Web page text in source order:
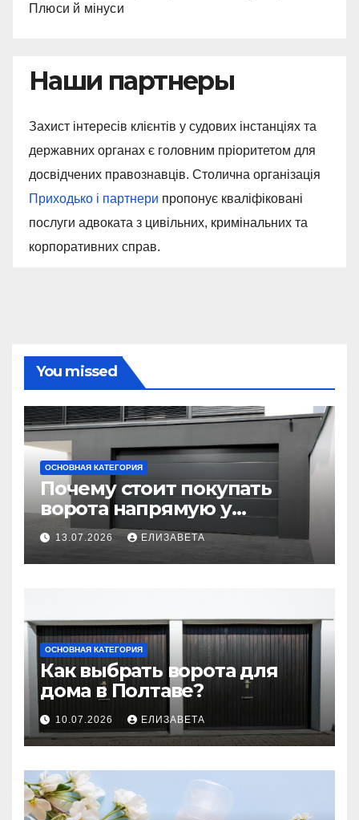
Плюси й мінуси
Наши партнеры
Захист інтересів клієнтів у судових інстанціях та
державних органах є головним пріоритетом для
досвідчених правознавців. Столична організація
Приходько і партнери пропонує кваліфіковані
послуги адвоката з цивільних, кримінальних та
корпоративних справ.
You missed
ОСНОВНАЯ КАТЕГОРИЯ
Почему стоит покупать
ворота напрямую у
производителя
13.07.2026 ЕЛИЗАВЕТА
ОСНОВНАЯ КАТЕГОРИЯ
Как выбрать ворота для
дома в Полтаве?
10.07.2026 ЕЛИЗАВЕТА